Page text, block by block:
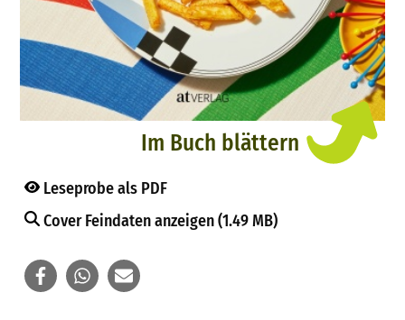
Im Buch blättern
Leseprobe als PDF
Cover Feindaten anzeigen (1.49 MB)